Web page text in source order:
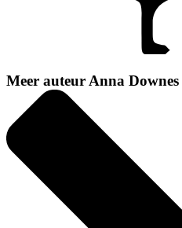
Meer auteur Anna Downes